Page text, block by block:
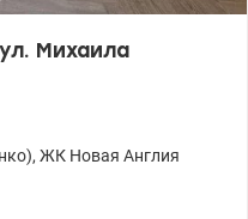
Михаила
, ЖК Новая Англия